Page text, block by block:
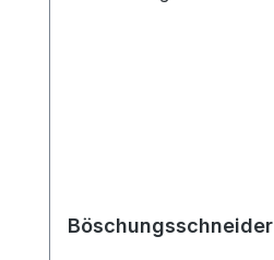
Böschungsschneider